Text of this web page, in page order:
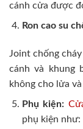
cánh cửa được
Ron cao su
Joint chống
cánh và khung
không cho lửa
Phụ kiện:
phụ kiện như: